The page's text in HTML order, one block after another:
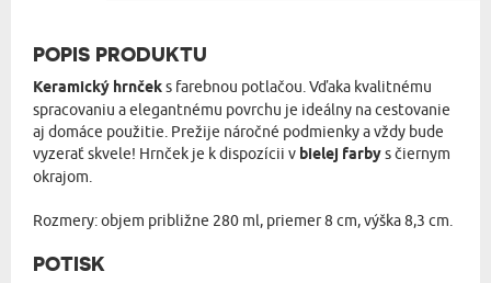
POPIS PRODUKTU
Keramický hrnčeks farebnou potlačou. Vďaka kvalitnému
spracovaniu a elegantnému povrchu je ideálny na cestovanie
aj domáce použitie. Prežije náročné podmienky a vždy bude
vyzerať skvele! Hrnček je k dispozícii v bielej farbys čiernym
okrajom.
Rozmery: objem približne 280 ml, priemer 8 cm, výška 8,3 cm.
POTISK